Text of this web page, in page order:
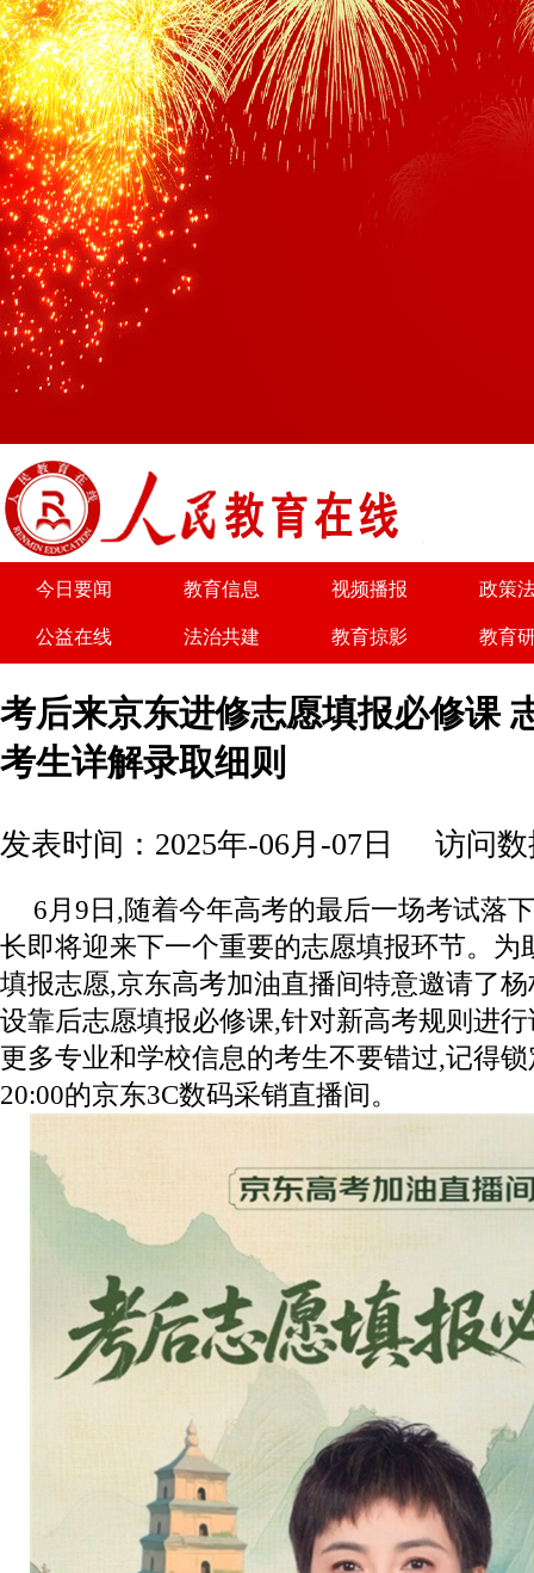
为了实现优势互补、共同发展，人民教育在
今日要闻 教育信息 视频播报 政策
公益在线 法治共建 教育掠影 教育
考后来京东进修志愿填报必修课
考生详解录取细则
发表时间：2025年-06月-07日 访问数
6月9日,随着今年高考的最后一场考试落
长即将迎来下一个重要的志愿填报环节。为
填报志愿,京东高考加油直播间特意邀请了
设靠后志愿填报必修课,针对新高考规则进
更多专业和学校信息的考生不要错过,记得
20:00的京东3C数码采销直播间。